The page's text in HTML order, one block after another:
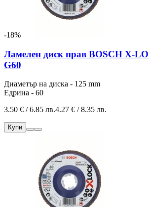
-18%
Ламелен диск прав BOSCH X-
G60
Диаметър на диска - 125 mm
Едрина - 60
3.50 € / 6.85 лв.4.27 € / 8.35 лв.
Купи